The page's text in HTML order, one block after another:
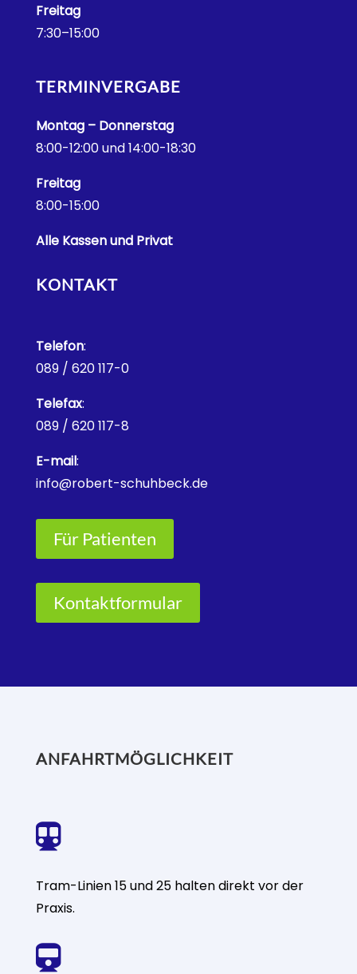
Freitag
7:30–15:00
TERMINVERGABE
Montag – Donnerstag
8:00-12:00 und 14:00-18:30
Freitag
8:00-15:00
Alle Kassen und Privat
KONTAKT
Telefon:
089 / 620 117-0
Telefax:
089 / 620 117-8
E-mail:
info@robert-schuhbeck.de
Für Patienten
Kontaktformular
ANFAHRTMÖGLICHKEIT

Tram-Linien 15 und 25 halten direkt vor der
Praxis.
